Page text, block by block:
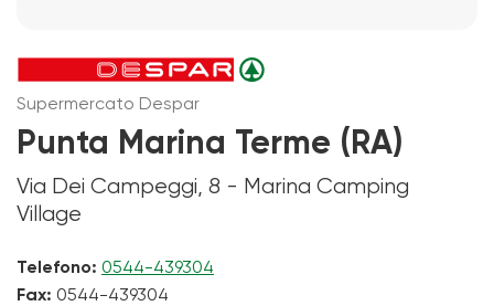
Supermercato Despar
Punta Marina Terme (RA)
Via Dei Campeggi, 8 - Marina Camping
Village
Telefono: 0544-439304
Fax: 0544-439304